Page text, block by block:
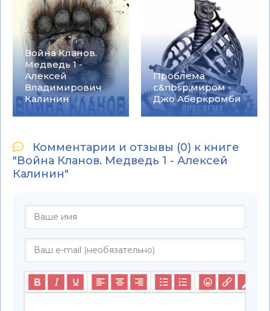
Война Кланов.
Медведь 1 -
Алексей
Владимирович
Калинин
Проблема
с&nbsp;миром -
Джо Аберкромби
Комментарии и отзывы (0) к книге
"Война Кланов. Медведь 1 - Алексей
Калинин"